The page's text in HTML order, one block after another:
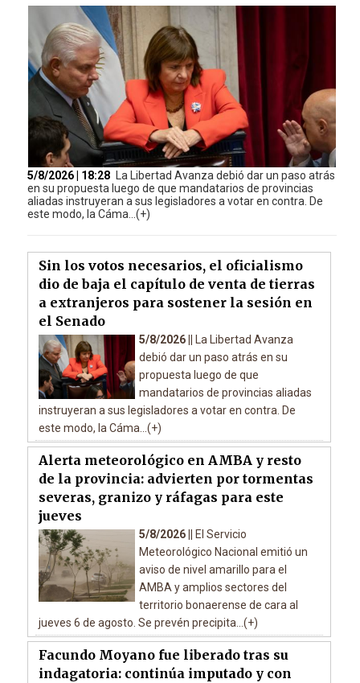
5/8/2026 | 18:28 La Libertad Avanza debió dar un paso atrás
en su propuesta luego de que mandatarios de provincias
aliadas instruyeran a sus legisladores a votar en contra. De
este modo, la Cáma...(+)
Sin los votos necesarios, el oficialismo
dio de baja el capítulo de venta de tierras
a extranjeros para sostener la sesión en
el Senado
5/8/2026 ||
La Libertad Avanza
debió dar un paso atrás en su
propuesta luego de que
mandatarios de provincias aliadas
instruyeran a sus legisladores a votar en contra. De
este modo, la Cáma...(+)
Alerta meteorológico en AMBA y resto
de la provincia: advierten por tormentas
severas, granizo y ráfagas para este
jueves
5/8/2026 ||
El Servicio
Meteorológico Nacional emitió un
aviso de nivel amarillo para el
AMBA y amplios sectores del
territorio bonaerense de cara al
jueves 6 de agosto. Se prevén precipita...(+)
Facundo Moyano fue liberado tras su
indagatoria: continúa imputado y con